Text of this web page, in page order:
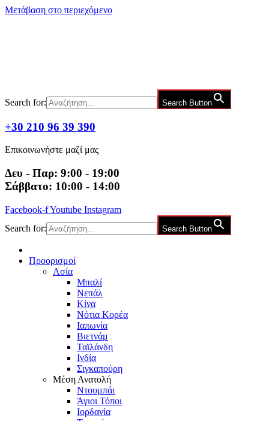
Μετάβαση στο περιεχόμενο
Search for: Search Button
+30 210 96 39 390
Επικοινωνήστε μαζί μας
Δευ - Παρ: 9:00 - 19:00
Σάββατο: 10:00 - 14:00
Facebook-fYoutube Instagram
Search for:
Search Button
Προορισμοί
Ασία
Μπαλί
Νεπάλ
Κίνα
Νότια Κορέα
Ιαπωνία
Βιετνάμ
Ταϊλάνδη
Ινδία
Σιγκαπούρη
Μέση Ανατολή
Ντουμπάι
Άγιοι Τόποι
Ιορδανία